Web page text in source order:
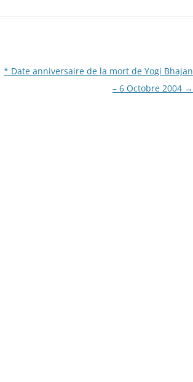
* Date anniversaire de la mort de Yogi Bhajan
– 6 Octobre 2004 →